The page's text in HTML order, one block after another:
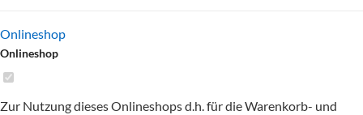
Onlineshop
Onlineshop
Zur Nutzung dieses Onlineshops d.h. für die Warenkorb- und